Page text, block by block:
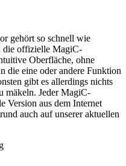
gehört so schnell wie
die offizielle MagiC-
Oberfläche, ohne
die eine oder andere Funktion
gibt es allerdings nichts
mäkeln. Jeder MagiC-
Version aus dem Internet
auch auf unserer aktuellen